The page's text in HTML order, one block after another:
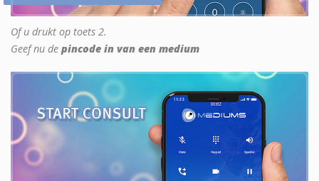
Of u drukt op toets 2.
Geef nu de pincode in van een medium